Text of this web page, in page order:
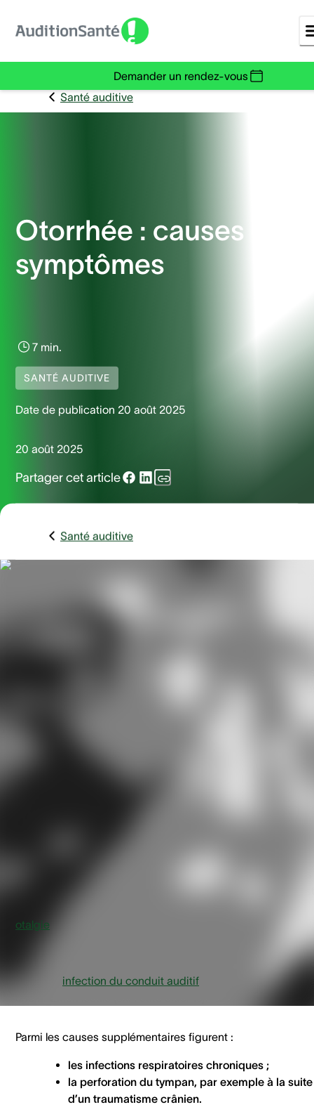
Demander un rendez-vous
Santé auditive
Otorrhée : causes et
symptômes
7 min.
SANTÉ AUDITIVE
Date de publication 20 août 2025
20 août 2025
Partager cet article
Santé auditive
Qu’est-ce que l’otorrhée
exactement ?
L'otorrhée : les causes
otalgie
Dans d’autres cas, l’otorrhée peut résulter d’une
infection du conduit auditif
Parmi les causes supplémentaires figurent :
les infections respiratoires chroniques ;
la perforation du tympan, par exemple à la suite
d’un traumatisme crânien.